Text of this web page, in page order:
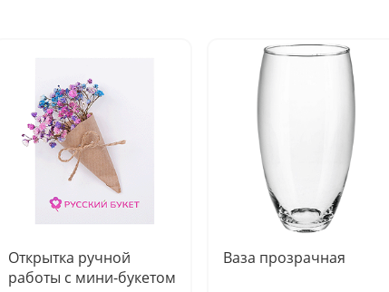
Открытка ручной
работы с мини-букетом
Ваза прозрачная